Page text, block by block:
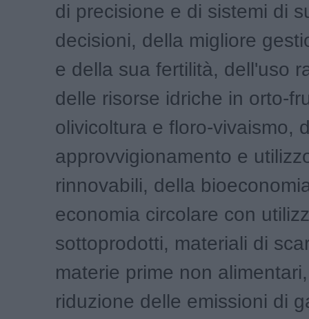
di precisione e di sistemi di
decisioni, della migliore
e della sua fertilità, dell'uso
delle risorse idriche in orto-
olivicoltura e floro-vivaismo,
approvvigionamento e
rinnovabili, della
economia circolare con
sottoprodotti, materiali di
materie prime non
riduzione delle emissioni di